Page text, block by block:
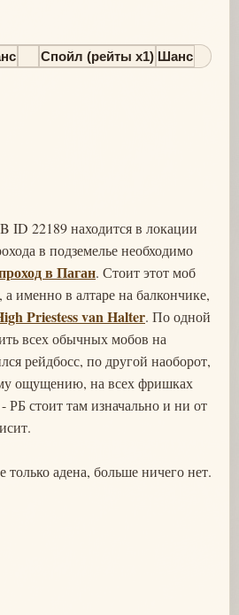
Спойл (рейты х1) Шанс
ID 22189 находится в локации
в подземелье необходимо
в Паган. Стоит этот моб
именно в алтаре на балкончике,
Priestess van Halter. По одной
всех обычных мобов на
рейдбосс, по другой наоборот,
ощущению, на всех фришках
РБ стоит там изначально и ни от
адена, больше ничего нет.